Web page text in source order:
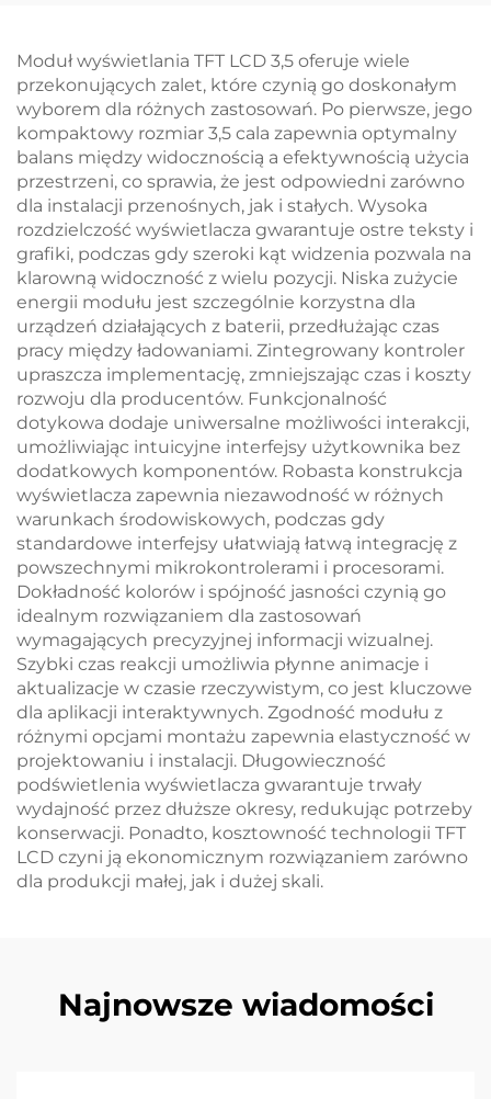
Moduł wyświetlania TFT LCD 3,5 oferuje wiele
przekonujących zalet, które czynią go doskonałym
wyborem dla różnych zastosowań. Po pierwsze, jego
kompaktowy rozmiar 3,5 cala zapewnia optymalny
balans między widocznością a efektywnością użycia
przestrzeni, co sprawia, że jest odpowiedni zarówno
dla instalacji przenośnych, jak i stałych. Wysoka
rozdzielczość wyświetlacza gwarantuje ostre teksty i
grafiki, podczas gdy szeroki kąt widzenia pozwala na
klarowną widoczność z wielu pozycji. Niska zużycie
energii modułu jest szczególnie korzystna dla
urządzeń działających z baterii, przedłużając czas
pracy między ładowaniami. Zintegrowany kontroler
upraszcza implementację, zmniejszając czas i koszty
rozwoju dla producentów. Funkcjonalność
dotykowa dodaje uniwersalne możliwości interakcji,
umożliwiając intuicyjne interfejsy użytkownika bez
dodatkowych komponentów. Robasta konstrukcja
wyświetlacza zapewnia niezawodność w różnych
warunkach środowiskowych, podczas gdy
standardowe interfejsy ułatwiają łatwą integrację z
powszechnymi mikrokontrolerami i procesorami.
Dokładność kolorów i spójność jasności czynią go
idealnym rozwiązaniem dla zastosowań
wymagających precyzyjnej informacji wizualnej.
Szybki czas reakcji umożliwia płynne animacje i
aktualizacje w czasie rzeczywistym, co jest kluczowe
dla aplikacji interaktywnych. Zgodność modułu z
różnymi opcjami montażu zapewnia elastyczność w
projektowaniu i instalacji. Długowieczność
podświetlenia wyświetlacza gwarantuje trwały
wydajność przez dłuższe okresy, redukując potrzeby
konserwacji. Ponadto, kosztowność technologii TFT
LCD czyni ją ekonomicznym rozwiązaniem zarówno
dla produkcji małej, jak i dużej skali.
Najnowsze wiadomości